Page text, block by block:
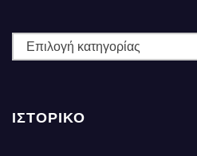
ΚΑΤΗΓΟΡΙΕΣ
ΙΣΤΟΡΙΚΌ